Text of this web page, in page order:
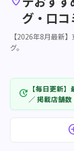
グ・口コ
【2026年8月最新
グ。
update 【毎日更新
／ 掲載店舗数